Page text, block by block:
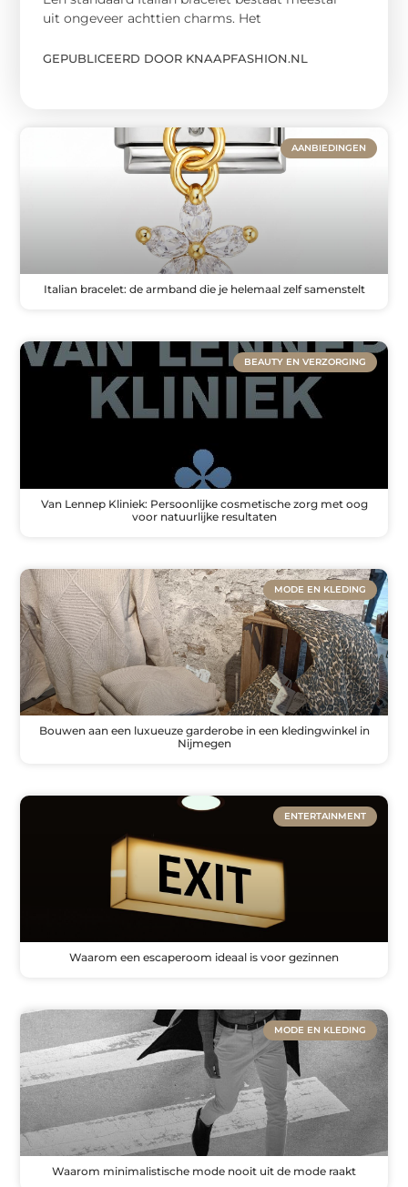
uit ongeveer achttien charms. Het
GEPUBLICEERD DOOR KNAAPFASHION.NL
AANBIEDINGEN
Italian bracelet: de armband die je helemaal zelf samenstelt
BEAUTY EN VERZORGING
Van Lennep Kliniek: Persoonlijke cosmetische zorg met oog
voor natuurlijke resultaten
MODE EN KLEDING
Bouwen aan een luxueuze garderobe in een kledingwinkel in
Nijmegen
ENTERTAINMENT
Waarom een escaperoom ideaal is voor gezinnen
MODE EN KLEDING
Waarom minimalistische mode nooit uit de mode raakt